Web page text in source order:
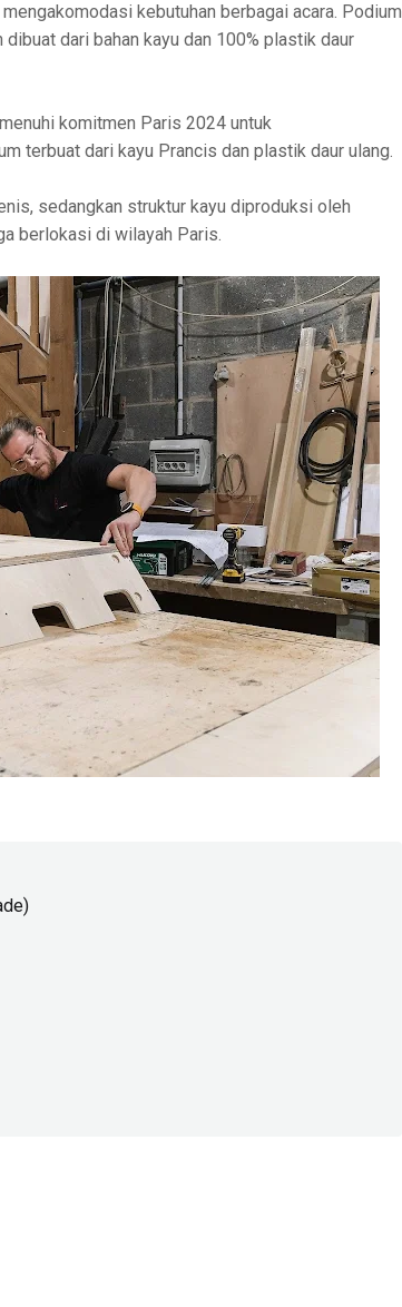
kebutuhan berbagai acara. Podium
dari bahan kayu dan 100% plastik daur
komitmen Paris 2024 untuk
terbuat dari kayu Prancis dan plastik daur ulang.
sedangkan struktur kayu diproduksi oleh
berlokasi di wilayah Paris.